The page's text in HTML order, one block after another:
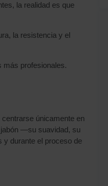
la realidad es que
la resistencia y el
más profesionales.
centrarse únicamente en
—su suavidad, su
y durante el proceso de